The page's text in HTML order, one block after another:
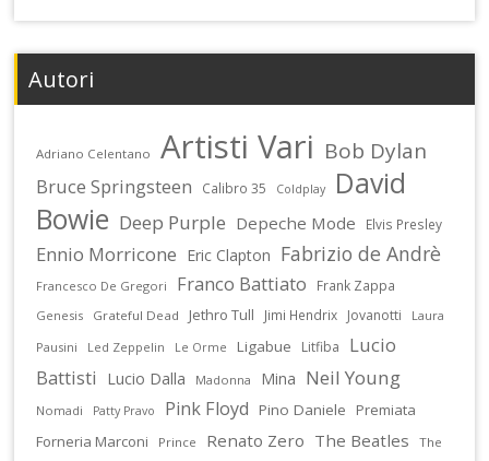
Autori
Adriano Celentano Artisti Vari Bob Dylan
Bruce Springsteen Calibro 35 Coldplay
David
Bowie Deep Purple Depeche Mode Elvis Presley
Ennio Morricone Eric Clapton Fabrizio de Andrè
Francesco De Gregori Franco Battiato Frank Zappa
Genesis Grateful Dead Jethro Tull Jimi Hendrix Jovanotti
Laura
Pausini
Led Zeppelin Le Orme Ligabue Litfiba
Lucio
Battisti
Lucio Dalla Madonna Mina Neil Young
Nomadi Patty Pravo Pink Floyd Pino Daniele
Premiata
Forneria Marconi
Prince Renato Zero The Beatles
The